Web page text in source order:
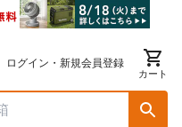
ログイン・新規会員登録
カート